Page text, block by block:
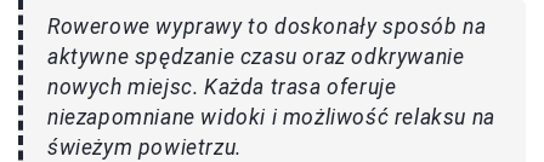
Rowerowe wyprawy to doskonały sposób na
aktywne spędzanie czasu oraz odkrywanie
nowych miejsc. Każda trasa oferuje
niezapomniane widoki i możliwość relaksu na
świeżym powietrzu.